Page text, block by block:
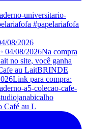
08/2026
Café au L